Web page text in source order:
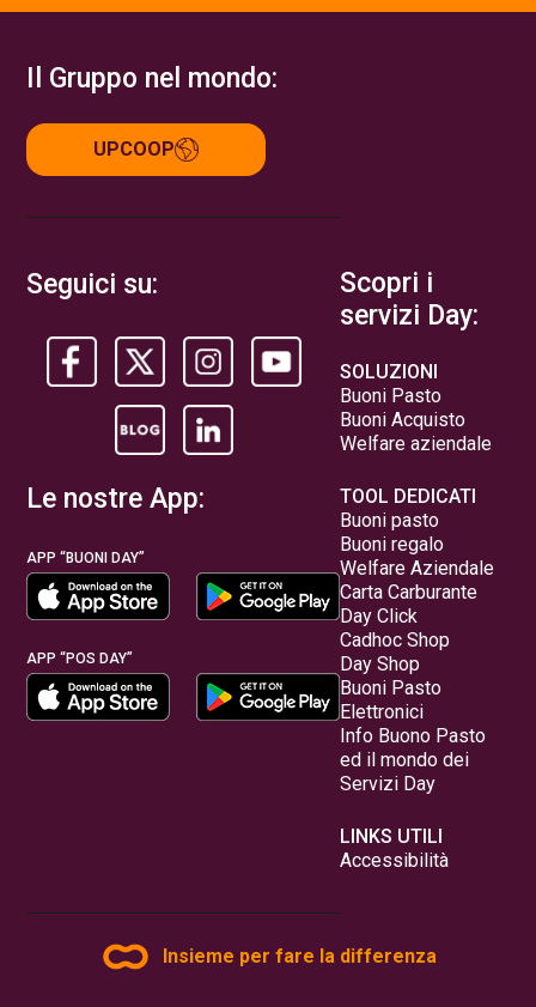
Il Gruppo nel mondo:
UPCOOP
Seguici su:
Le nostre App:
APP “BUONI DAY”
APP “POS DAY”
Scopri i
servizi Day:
SOLUZIONI
Buoni Pasto
Buoni Acquisto
Welfare aziendale
TOOL DEDICATI
Buoni pasto
Buoni regalo
Welfare Aziendale
Carta Carburante
Day Click
Cadhoc Shop
Day Shop
Buoni Pasto
Elettronici
Info Buono Pasto
ed il mondo dei
Servizi Day
LINKS UTILI
Accessibilità
Insieme per fare la differenza